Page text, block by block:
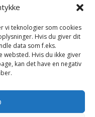
vi teknologier som cookies
Hvis du giver dit
data som f.eks.
Hvis du ikke giver
kan det have en negativ